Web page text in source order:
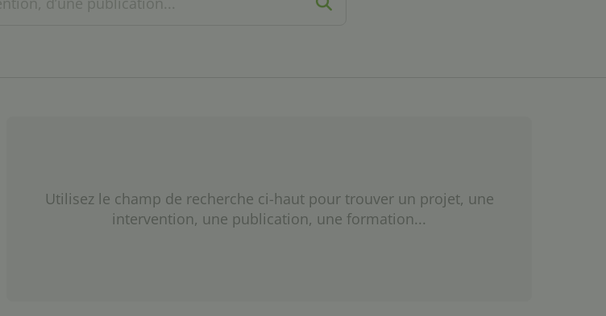
Utilisez le champ de recherche ci-haut pour trouver un projet, une
intervention, une publication, une formation...